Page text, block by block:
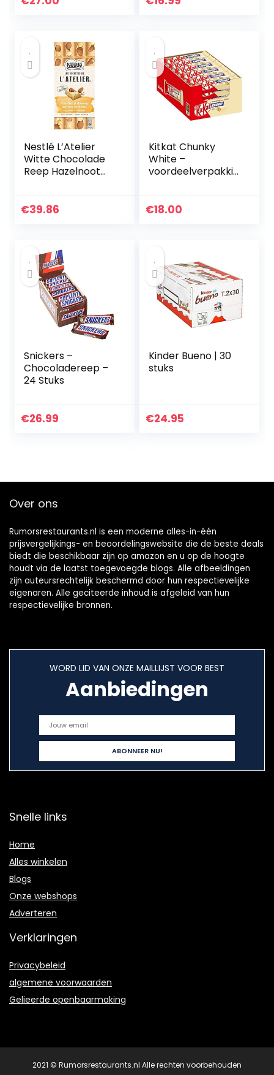
Nestlé L’Atelier
Witte Chocolade
Reep Hazelnoot
g – doos met 10
€39.86
Kitkat Chunky
White –
voordeelverpakkin
€18.00
Snickers –
Chocoladereep –
24 Stuks
€26.99
Kinder Bueno | 30
stuks
€24.95
Over ons
Rumorsrestaurants.nl is een moderne alles-in-één
prijsvergelijkings- en beoordelingswebsite die de beste deals
biedt die beschikbaar zijn op amazon en u op de hoogte
houdt via de laatst toegevoegde blogs. Alle afbeeldingen
zijn auteursrechtelijk beschermd door hun respectievelijke
eigenaren. Alle geciteerde inhoud is afgeleid van hun
respectievelijke bronnen.
WORD LID VAN ONZE MAILLIJST VOOR BEST
Aanbiedingen
Snelle links
Home
Alles winkelen
Blogs
Onze webshops
Adverteren
Verklaringen
Privacybeleid
algemene voorwaarden
Gelieerde openbaarmaking
2021 © Rumorsrestaurants.nl Alle rechten voorbehouden